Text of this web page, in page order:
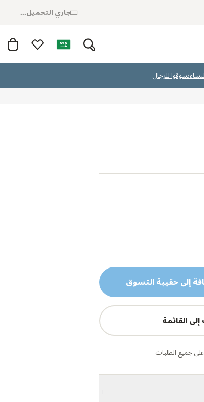
جاري التحميل...
تسوقوا للرجال
إلى حقيبة التسوق
القائمة
جميع الطلبات